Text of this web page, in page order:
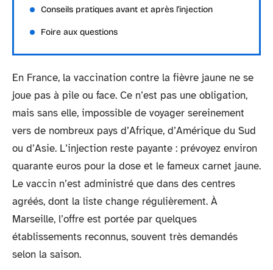
Conseils pratiques avant et après l’injection
Foire aux questions
En France, la vaccination contre la fièvre jaune ne se
joue pas à pile ou face. Ce n’est pas une obligation,
mais sans elle, impossible de voyager sereinement
vers de nombreux pays d’Afrique, d’Amérique du Sud
ou d’Asie. L’injection reste payante : prévoyez environ
quarante euros pour la dose et le fameux carnet jaune.
Le vaccin n’est administré que dans des centres
agréés, dont la liste change régulièrement. À
Marseille, l’offre est portée par quelques
établissements reconnus, souvent très demandés
selon la saison.